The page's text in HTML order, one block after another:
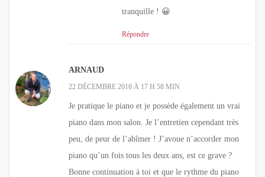
tranquille ! 😀
Répondre
ARNAUD
22 DÉCEMBRE 2016 À 17 H 58 MIN
Je pratique le piano et je possède également un vrai
piano dans mon salon. Je l’entretien cependant très
peu, de peur de l’abîmer ! J’avoue n’accorder mon
piano qu’un fois tous les deux ans, est ce grave ?
Bonne continuation à toi et que le rythme du piano